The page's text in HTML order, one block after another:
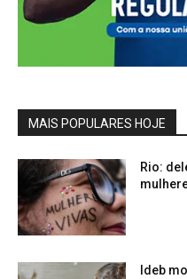
MAIS POPULARES HOJE
Rio:
Ideb